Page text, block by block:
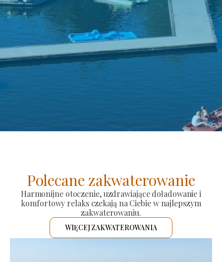
Polecane zakwaterowanie
Harmonijne otoczenie, uzdrawiające doładowanie i
komfortowy relaks czekają na Ciebie w najlepszym
zakwaterowaniu.
WIĘCEJ ZAKWATEROWANIA